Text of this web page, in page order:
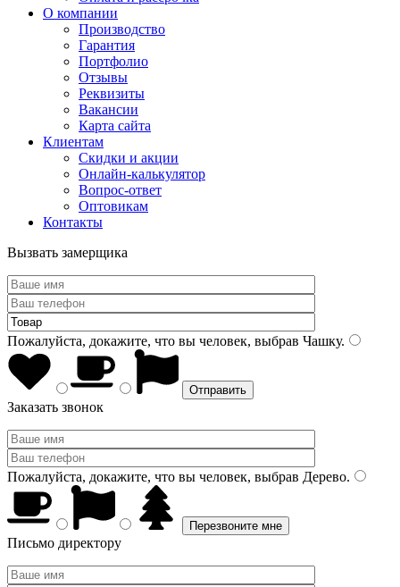
О компании
Производство
Гарантия
Портфолио
Отзывы
Реквизиты
Вакансии
Карта сайта
Клиентам
Скидки и акции
Онлайн-калькулятор
Вопрос-ответ
Оптовикам
Контакты
Вызвать замерщика
Пожалуйста, докажите, что вы человек, выбрав Чашку.
Заказать звонок
Пожалуйста, докажите, что вы человек, выбрав Дерево.
Письмо директору